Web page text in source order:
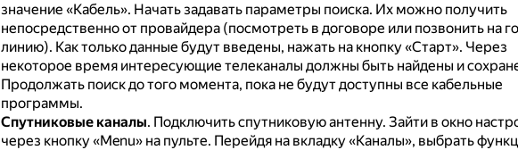
значение «Кабель». Начать задавать параметры поиска. Их можно получить
непосредственно от провайдера (посмотреть в договоре или позвонить на
линию). Как только данные будут введены, нажать на кнопку «Старт». Через
некоторое время интересующие телеканалы должны быть найдены и
Продолжать поиск до того момента, пока не будут доступны все кабельные
программы.
Спутниковые каналы. Подключить спутниковую антенну. Зайти в окно
через кнопку «Menu» на пульте. Перейдя на вкладку «Каналы», выбрать